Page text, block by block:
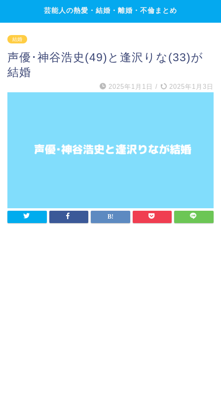
芸能人の熱愛・結婚・離婚・不倫まとめ
結婚
声優･神谷浩史(49)と逢沢りな(33)が
結婚
2025年1月1日 / 2025年1月3日